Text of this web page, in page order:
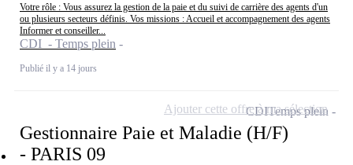
Votre rôle : Vous assurez la gestion de la paie et du suivi de carrière des agents d'un
ou plusieurs secteurs définis. Vos missions : Accueil et accompagnement des agents
Informer et conseiller...
CDI - Temps plein
Publié il y a 14 jours
Gestionnaire Paie et Maladie (H/F)
- PARIS 09
CDITemps plein
Ajouter cette offre à ma sélection